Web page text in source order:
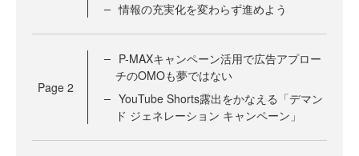
情報の充実化を変わらず進めよう
Page 2
P-MAXキャンペーン活用で広告アプロー
チのOMOも夢ではない
YouTube Shorts露出をかなえる「デマン
ド ジェネレーション キャンペーン」